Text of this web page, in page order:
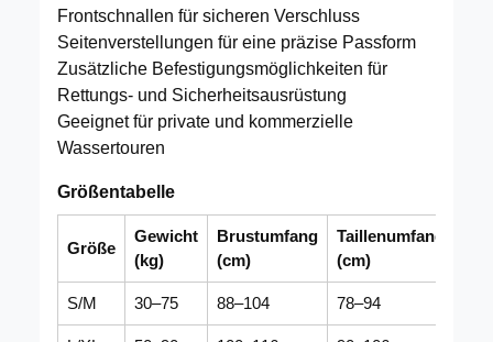
Frontschnallen für sicheren Verschluss
Seitenverstellungen für eine präzise Passform
Zusätzliche Befestigungsmöglichkeiten für
Rettungs- und Sicherheitsausrüstung
Geeignet für private und kommerzielle
Wassertouren
Größentabelle
Größe
Gewicht
(kg)
Brustumfang
(cm)
Taillenumfang
(cm)
S/M 30–75 88–104 78–94